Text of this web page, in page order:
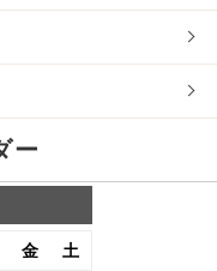
ー
金 土